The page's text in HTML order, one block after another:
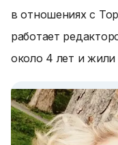
в отношениях с
работает
около 4 лет и жили